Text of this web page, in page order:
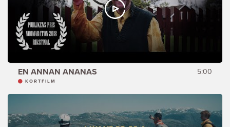
EN ANNAN ANANAS 5:00
KORTFILM